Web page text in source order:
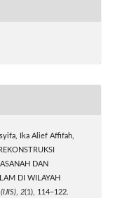
Ika Alief Affifah,
DAN
DI WILAYAH
, 2(1), 114–122.